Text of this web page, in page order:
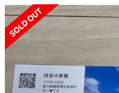
SOLD OUT